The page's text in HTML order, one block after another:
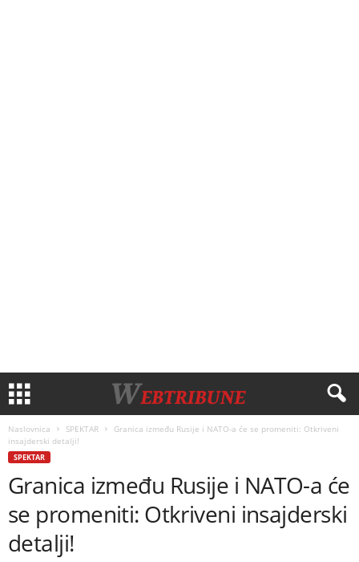
Naslovnica SPEKTAR
Granica između Rusije i NATO-a će se promeniti: Otkriveni
insajderski detalji!
SPEKTAR
Granica između Rusije i NATO-a će
se promeniti: Otkriveni insajderski
detalji!